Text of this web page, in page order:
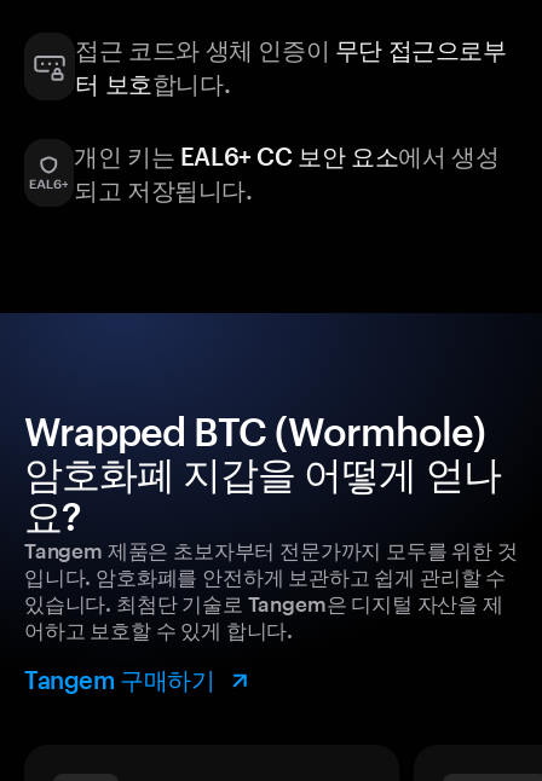
접근 코드와 생체 인증이 무단 접근으로부
터 보호합니다.
개인 키는 EAL6+ CC 보안 요소에서 생성
되고 저장됩니다.
Wrapped BTC (Wormhole)
암호화폐 지갑을 어떻게 얻나
요?
Tangem 제품은 초보자부터 전문가까지 모두를 위한 것
입니다. 암호화폐를 안전하게 보관하고 쉽게 관리할 수
있습니다. 최첨단 기술로 Tangem은 디지털 자산을 제
어하고 보호할 수 있게 합니다.
Tangem 구매하기